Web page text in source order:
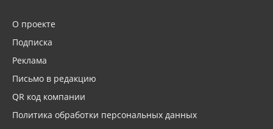
О проекте
Подписка
Реклама
Письмо в редакцию
QR код компании
Политика обработки персональных данных